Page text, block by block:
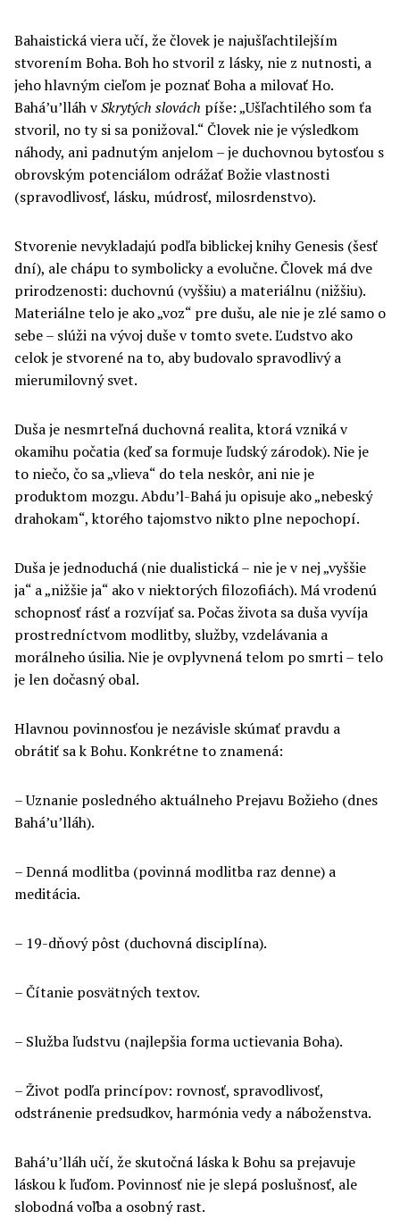
Bahaistická viera učí, že človek je najušľachtilejším
stvorením Boha. Boh ho stvoril z lásky, nie z nutnosti, a
jeho hlavným cieľom je poznať Boha a milovať Ho.
Bahá’u’lláh vSkrytých slovách píše: „Ušľachtilého som ťa
stvoril, no ty si sa ponižoval.“ Človek nie je výsledkom
náhody, ani padnutým anjelom – je duchovnou bytosťou s
obrovským potenciálom odrážať Božie vlastnosti
(spravodlivosť, lásku, múdrosť, milosrdenstvo).
Stvorenie nevykladajú podľa biblickej knihy Genesis (šesť
dní), ale chápu to symbolicky a evolučne. Človek má dve
prirodzenosti: duchovnú (vyššiu) a materiálnu (nižšiu).
Materiálne telo je ako „voz“ pre dušu, ale nie je zlé samo o
sebe – slúži na vývoj duše v tomto svete. Ľudstvo ako
celok je stvorené na to, aby budovalo spravodlivý a
mierumilovný svet.
Duša je nesmrteľná duchovná realita, ktorá vzniká v
okamihu počatia (keď sa formuje ľudský zárodok). Nie je
to niečo, čo sa „vlieva“ do tela neskôr, ani nie je
produktom mozgu. Abdu’l-Bahá ju opisuje ako „nebeský
drahokam“, ktorého tajomstvo nikto plne nepochopí.
Duša je jednoduchá (nie dualistická – nie je v nej „vyššie
ja“ a „nižšie ja“ ako v niektorých filozofiách). Má vrodenú
schopnosť rásť a rozvíjať sa. Počas života sa duša vyvíja
prostredníctvom modlitby, služby, vzdelávania a
morálneho úsilia. Nie je ovplyvnená telom po smrti – telo
je len dočasný obal.
Hlavnou povinnosťou je nezávisle skúmať pravdu a
obrátiť sa k Bohu. Konkrétne to znamená:
– Uznanie posledného aktuálneho Prejavu Božieho (dnes
Bahá’u’lláh).
– Denná modlitba (povinná modlitba raz denne) a
meditácia.
– 19-dňový pôst (duchovná disciplína).
– Čítanie posvätných textov.
– Služba ľudstvu (najlepšia forma uctievania Boha).
– Život podľa princípov: rovnosť, spravodlivosť,
odstránenie predsudkov, harmónia vedy a náboženstva.
Bahá’u’lláh učí, že skutočná láska k Bohu sa prejavuje
láskou k ľuďom. Povinnosť nie je slepá poslušnosť, ale
slobodná voľba a osobný rast.